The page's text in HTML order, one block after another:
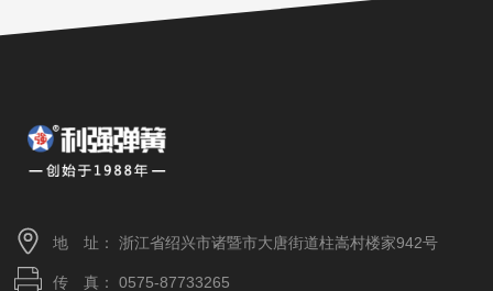
地 址： 浙江省绍兴市诸暨市大唐街道柱嵩村楼家942号
传 真： 0575-87733265